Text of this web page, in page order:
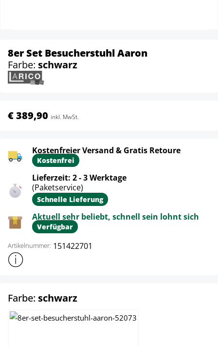
8er Set Besucherstuhl Aaron
Farbe: schwarz
€ 389,90 inkl. MwSt.
Kostenfreier Versand & Gratis Retoure
Kostenfrei
Lieferzeit: 2 - 3 Werktage
(Paketservice)
Schnelle Lieferung
Aktuell sehr beliebt, schnell sein lohnt sich
Verfügbar
Artikelnummer: 151422701
Weitere Produktinformationen anzeigen
Farbe: schwarzauswählen